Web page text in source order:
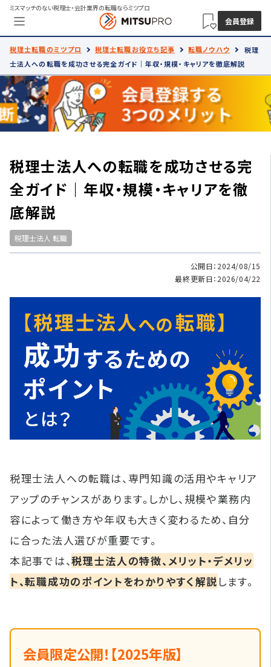
ミスマッチのない税理士・会計業界の転職ならミツプロ
会員登録
税理士転職のミツプロ 税理士転職お役立ち記事 転職ノウハウ
税理
士法人への転職を成功させる完全ガイド｜年収・規模・キャリアを徹底解説
税理士法人への転職を成功させる完
全ガイド｜年収・規模・キャリアを徹
底解説
税理士法人 転職
公開日：2024/08/15
最終更新日：2026/04/22
税理士法人への転職は、専門知識の活用やキャリア
アップのチャンスがあります。しかし、規模や業務内
容によって働き方や年収も大きく変わるため、自分
に合った法人選びが重要です。
本記事では、税理士法人の特徴、メリット・デメリッ
ト、転職成功のポイントをわかりやすく解説 します。
会員限定公開！【2025年版】